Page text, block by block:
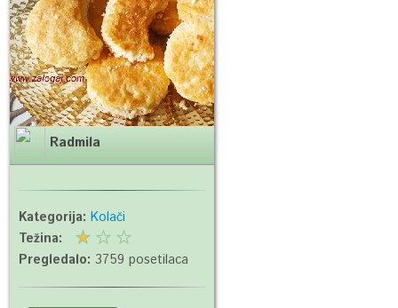
Radmila
Kategorija:Kolači
Težina:
Pregledalo: 3759 posetilaca